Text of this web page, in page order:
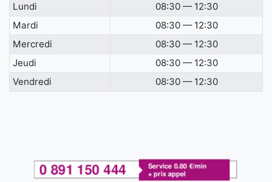
Lundi
08:30 — 12:30
Mardi
08:30 — 12:30
Mercredi
08:30 — 12:30
Jeudi
08:30 — 12:30
Vendredi
08:30 — 12:30